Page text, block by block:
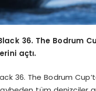
36. The Bodrum
açtı.
36. The Bodrum